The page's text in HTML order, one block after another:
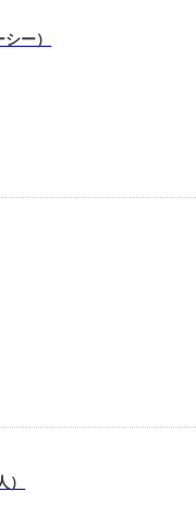
ー）
）